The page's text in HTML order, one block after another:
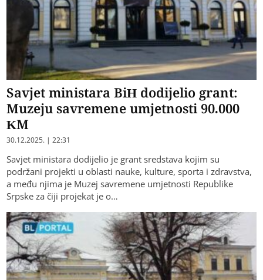
Savjet ministara BiH dodijelio grant:
Muzeju savremene umjetnosti 90.000
KM
30.12.2025. | 22:31
Savjet ministara dodijelio je grant sredstava kojim su
podržani projekti u oblasti nauke, kulture, sporta i zdravstva,
a među njima je Muzej savremene umjetnosti Republike
Srpske za čiji projekat je o…